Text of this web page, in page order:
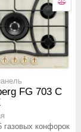
FG 703 C
газовых конфорок